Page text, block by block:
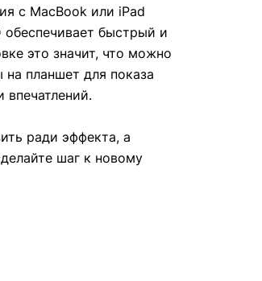
с MacBook или iPad
обеспечивает быстрый и
это значит, что можно
планшет для показа
впечатлений.
ради эффекта, а
шаг к новому